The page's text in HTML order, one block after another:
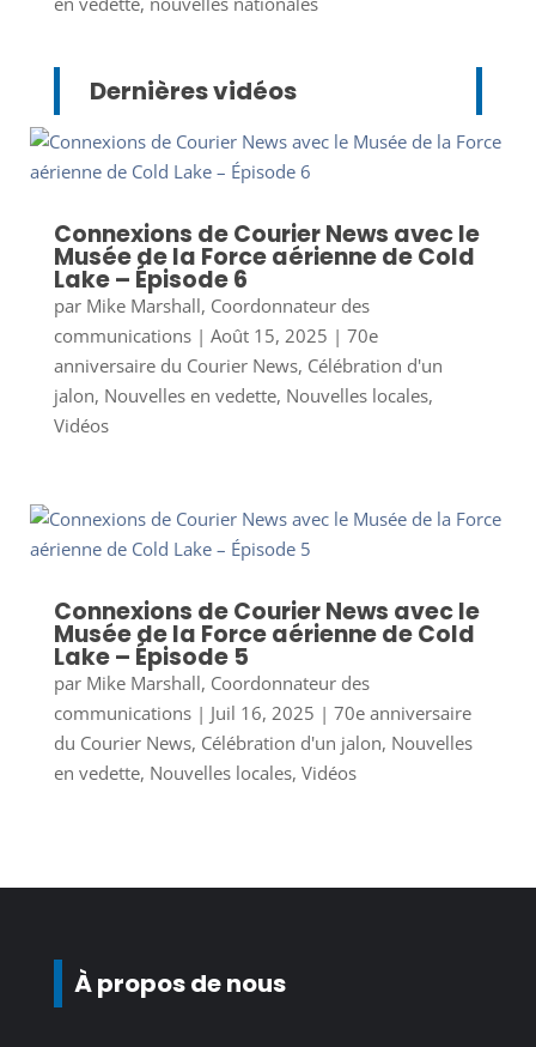
Dernières vidéos
Connexions de Courier News avec le
Musée de la Force aérienne de Cold
Lake – Épisode 6
par Mike Marshall, Coordonnateur des
communications| Août 15, 2025 | 70e
anniversaire du Courier News, Célébration d'un
jalon, Nouvelles en vedette, Nouvelles locales,
Vidéos
Connexions de Courier News avec le
Musée de la Force aérienne de Cold
Lake – Épisode 5
par Mike Marshall, Coordonnateur des
communications| Juil 16, 2025 | 70e anniversaire
du Courier News, Célébration d'un jalon, Nouvelles
en vedette, Nouvelles locales, Vidéos
À propos de nous